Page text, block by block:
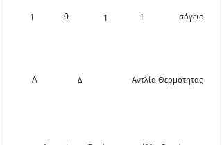
1 0 1 1 Ισόγειο
Α Δ Αντλία Θερμότητας